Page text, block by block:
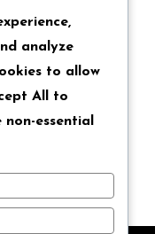
analyze
to allow
All
to
essential